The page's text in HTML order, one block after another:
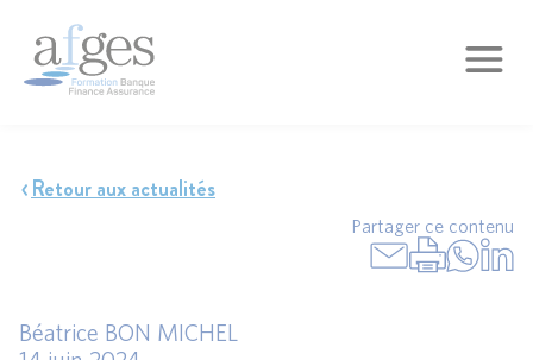
Retour aux actualités
Partager ce contenu
Béatrice BON MICHEL